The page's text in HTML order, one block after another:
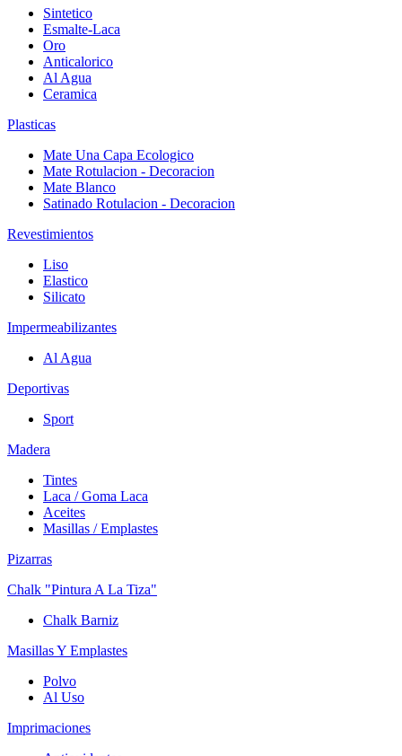
Sintetico
Esmalte-Laca
Oro
Anticalorico
Al Agua
Ceramica
Plasticas
Mate Una Capa Ecologico
Mate Rotulacion - Decoracion
Mate Blanco
Satinado Rotulacion - Decoracion
Revestimientos
Liso
Elastico
Silicato
Impermeabilizantes
Al Agua
Deportivas
Sport
Madera
Tintes
Laca / Goma Laca
Aceites
Masillas / Emplastes
Pizarras
Chalk "Pintura A La Tiza"
Chalk Barniz
Masillas Y Emplastes
Polvo
Al Uso
Imprimaciones